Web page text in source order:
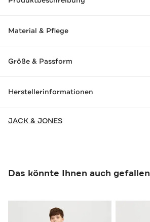
Material & Pflege
Größe & Passform
Herstellerinformationen
JACK & JONES
Das könnte Ihnen auch gefallen